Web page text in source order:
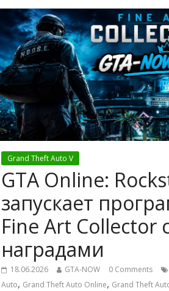
Grand Theft Auto V
GTA Online:
запускает
Fine Art Collector
наградами
18.06.2026 GTA-NOW 0 Comments
Auto, Grand Theft Auto Online, Grand Theft